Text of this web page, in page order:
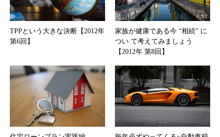
TPPという大きな決断【2012年
第6回】
家族が健康である今 “相続” に
つい て考えてみましょう
【2012年 第8回】